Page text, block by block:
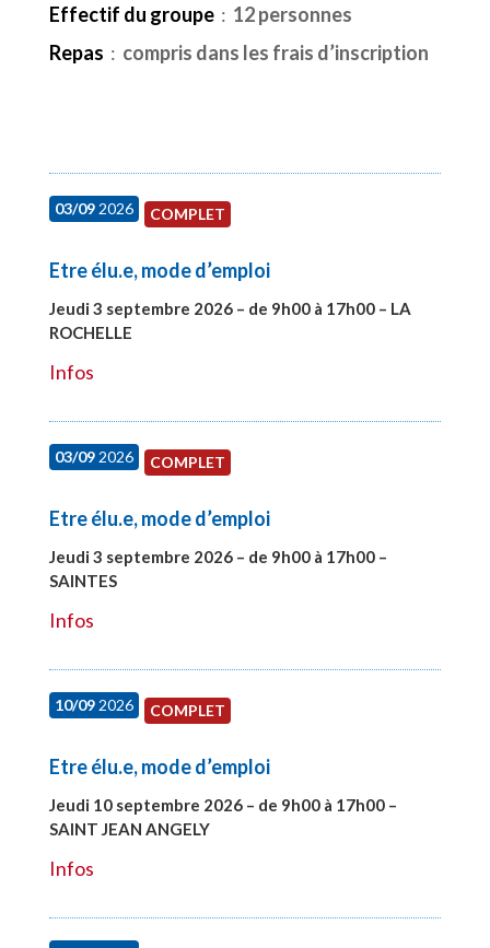
Effectif du groupe: 12 personnes
Repas : compris dans les frais d’inscription
03/092026 COMPLET
Etre élu.e, mode d’emploi
Jeudi 3 septembre 2026 – de 9h00 à 17h00 – LA
ROCHELLE
Infos
03/092026 COMPLET
Etre élu.e, mode d’emploi
Jeudi 3 septembre 2026 – de 9h00 à 17h00 –
SAINTES
Infos
10/092026 COMPLET
Etre élu.e, mode d’emploi
Jeudi 10 septembre 2026 – de 9h00 à 17h00 –
SAINT JEAN ANGELY
Infos